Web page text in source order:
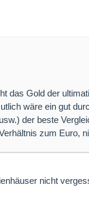
das Gold der
wäre ein gut
der beste
zum Euro,
nicht